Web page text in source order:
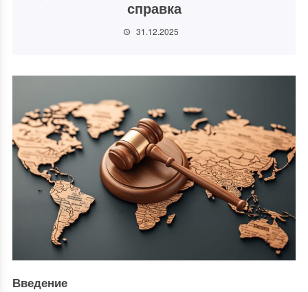
справка
31.12.2025
Введение